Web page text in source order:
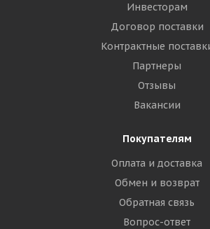
Инвесторам
Договор поставки
Контрактные
Партнеры
Отзывы
Вакансии
Покупателям
Оплата и доставка
Обмен и возврат
Обратная связь
Вопрос-ответ